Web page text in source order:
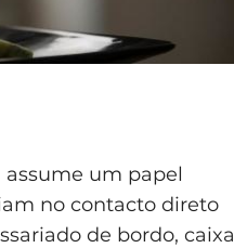
assume um papel
no contacto direto
de bordo, caixa